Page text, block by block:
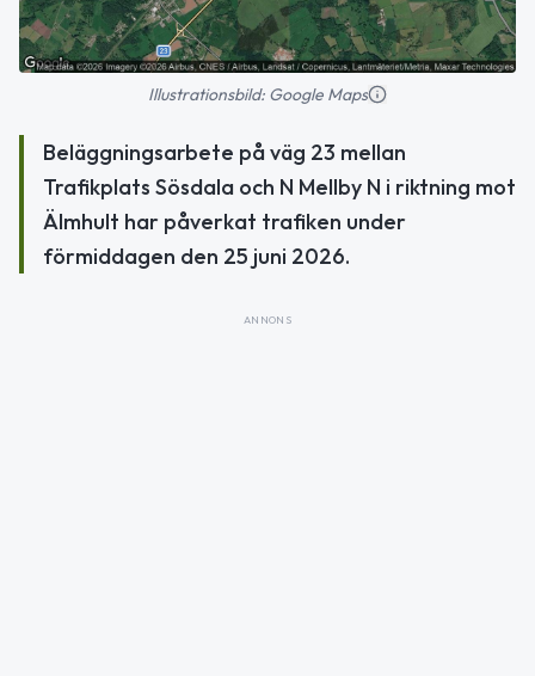
Illustrationsbild: Google Maps
Beläggningsarbete på väg 23 mellan
Trafikplats Sösdala och N Mellby N i riktning mot
Älmhult har påverkat trafiken under
förmiddagen den 25 juni 2026.
ANNONS